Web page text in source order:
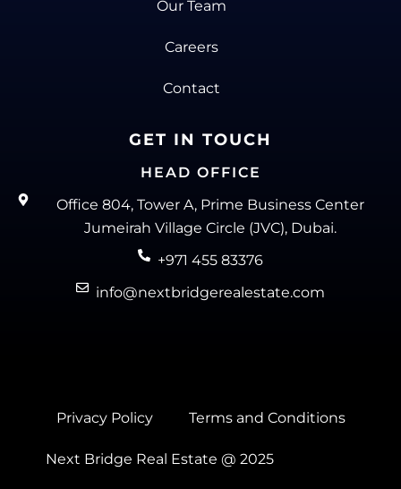
Our Team
Careers
Contact
GET IN TOUCH
HEAD OFFICE
Office 804, Tower A, Prime Business Center
Jumeirah Village Circle (JVC), Dubai.
+971 455 83376
info@nextbridgerealestate.com
Privacy Policy Terms and Conditions
Next Bridge Real Estate @ 2025